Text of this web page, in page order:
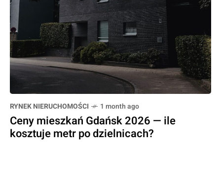
RYNEK NIERUCHOMOŚCI 1 month ago
Ceny mieszkań Gdańsk 2026 — ile
kosztuje metr po dzielnicach?